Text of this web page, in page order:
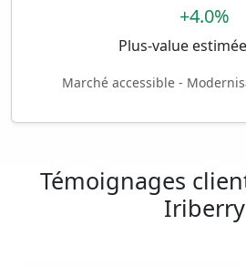
+4.0%
Plus-value
Marché accessible -
Témoignages
Iriberry